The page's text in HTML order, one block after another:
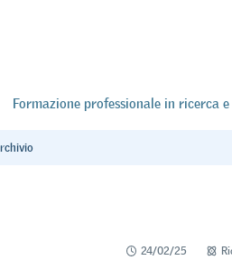
Formazione professionale in ricerca
24/02/25